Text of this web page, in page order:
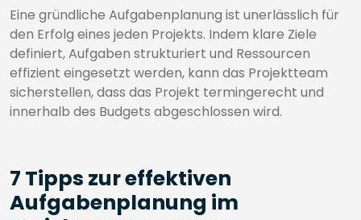
Eine gründliche Aufgabenplanung ist unerlässlich für
den Erfolg eines jeden Projekts. Indem klare Ziele
definiert, Aufgaben strukturiert und Ressourcen
effizient eingesetzt werden, kann das Projektteam
sicherstellen, dass das Projekt termingerecht und
innerhalb des Budgets abgeschlossen wird.
7 Tipps zur effektiven
Aufgabenplanung im